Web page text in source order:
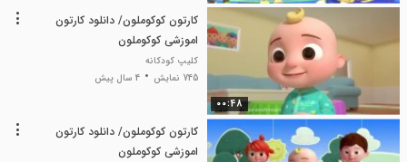
00:48
کارتون کوکوملون/ دانلود کارتون
اموزشی کوکوملون
کلیپ کودکانه
745 نمایش
4 سال پیش
کارتون کوکوملون/ دانلود کارتون
اموزشی کوکوملون